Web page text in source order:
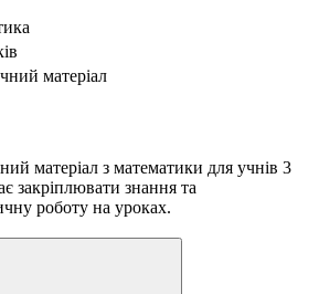
матеріал
матеріал з математики для учнів 3
знання та
роботу на уроках.